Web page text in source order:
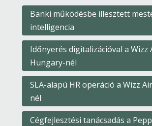
Banki működésbe illesztett
intelligencia
Időnyerés digitalizációval a Wizz
Hungary-nél
SLA-alapú HR operáció a Wizz
nél
Cégfejlesztési tanácsadás a